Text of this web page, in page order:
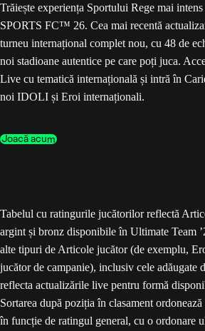
Trăiește experiența Sportului Rege mai
SPORTS FC™ 26. Cea mai recentă
turneu internațional complet nou, cu 48 de
noi stadioane autentice pe care poți juca.
Live cu tematică internațională și intră în
noi IDOLI și Eroi internaționali.
Joacă acum
Tabelul cu ratingurile jucătorilor reflectă
argint și bronz disponibile în Ultimate Team
alte tipuri de Articole jucător (de exemplu,
jucător de campanie), inclusiv cele adăugate
reflecta actualizările live pentru formă
Sortarea după poziția în clasament
în funcție de ratingul general, cu o ordonare